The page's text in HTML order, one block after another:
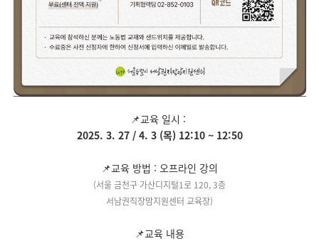
📌교육 일시 :
2025. 3. 27 / 4. 3 (목) 12:10 ~ 12:50
📌교육 방법 : 오프라인 강의
(서울 금천구 가산디지털1로 120, 3층
서남권직장맘지원센터 교육장)
📌교육 내용